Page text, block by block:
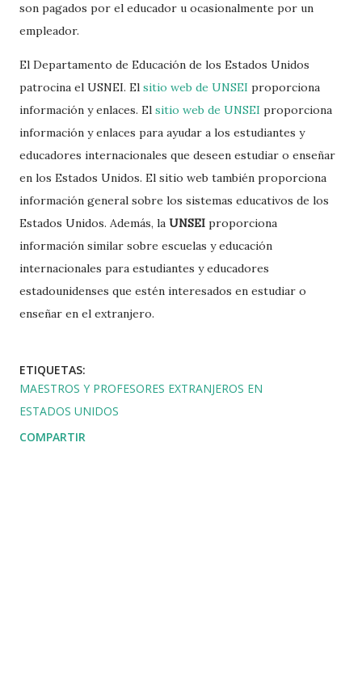
son pagados por el educador u ocasionalmente por un
empleador.
El Departamento de Educación de los Estados Unidos
patrocina el USNEI. El sitio web de UNSEI proporciona
información y enlaces. El sitio web de UNSEI proporciona
información y enlaces para ayudar a los estudiantes y
educadores internacionales que deseen estudiar o enseñar
en los Estados Unidos. El sitio web también proporciona
información general sobre los sistemas educativos de los
Estados Unidos. Además, la UNSEI proporciona
información similar sobre escuelas y educación
internacionales para estudiantes y educadores
estadounidenses que estén interesados ​​en estudiar o
enseñar en el extranjero.
ETIQUETAS:
MAESTROS Y PROFESORES EXTRANJEROS EN
ESTADOS UNIDOS
COMPARTIR